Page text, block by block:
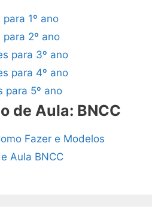
1º ano
2º ano
para 3º ano
para 4º ano
para 5º ano
de Aula: BNCC
Fazer e Modelos
Aula BNCC